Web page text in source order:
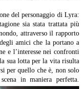
del personaggio di Lyra:
sia stata trattata più
attraverso il rapporto
amici che la portano a
e l’interesse nei confronti
sua lotta per la vita risulta
per quello che è, non solo
in maniera perfetta.